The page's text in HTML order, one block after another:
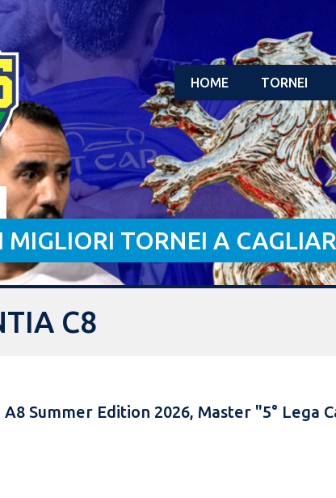
HOME TORNEI
MIGLIORI TORNEI A
C8
A8 Summer Edition 2026, Master "5° Lega